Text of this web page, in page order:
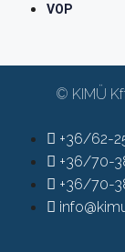
VOP
© KIMÜ
+36/62-
+36/70-
+36/70-